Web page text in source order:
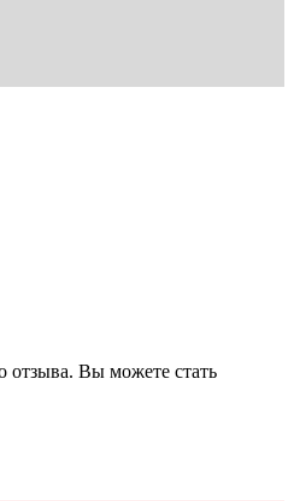
отзыва. Вы можете стать